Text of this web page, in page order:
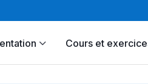
Cours et